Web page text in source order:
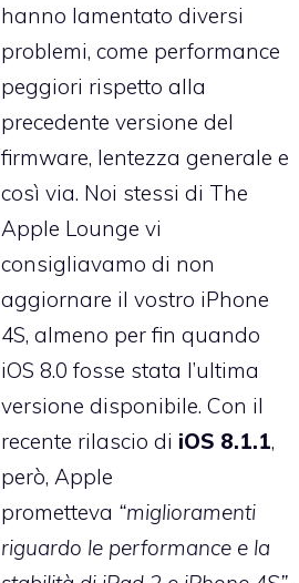
hanno lamentato diversi
problemi, come performance
peggiori rispetto alla
precedente versione del
firmware, lentezza generale e
così via. Noi stessi di The
Apple Loungevi
consigliavamo di non
aggiornare il vostro iPhone
4S, almeno per fin quando
iOS 8.0 fosse stata l’ultima
versione disponibile. Con il
recente rilascio di iOS 8.1.1,
però, Apple
prometteva “miglioramenti
riguardo le performance e la